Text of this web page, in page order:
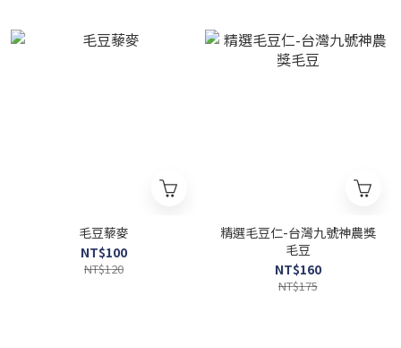
毛豆藜麥
NT$100
NT$120
精選毛豆仁-台灣九號神農獎
毛豆
NT$160
NT$175